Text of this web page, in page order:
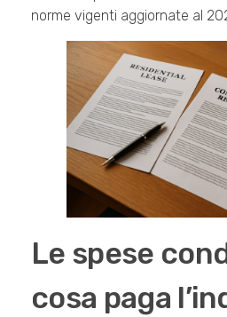
norme vigenti aggiornate al
Le spese
cosa paga